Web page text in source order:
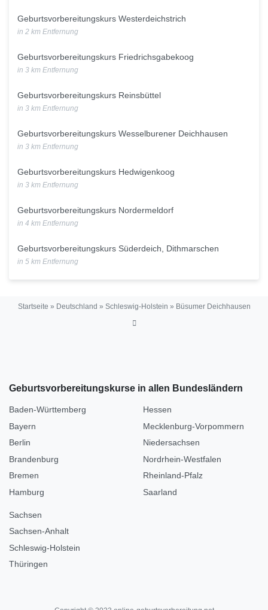
Geburtsvorbereitungskurs Westerdeichstrich
in 2 km Entfernung
Geburtsvorbereitungskurs Friedrichsgabekoog
in 3 km Entfernung
Geburtsvorbereitungskurs Reinsbüttel
in 3 km Entfernung
Geburtsvorbereitungskurs Wesselburener Deichhausen
in 3 km Entfernung
Geburtsvorbereitungskurs Hedwigenkoog
in 3 km Entfernung
Geburtsvorbereitungskurs Nordermeldorf
in 4 km Entfernung
Geburtsvorbereitungskurs Süderdeich, Dithmarschen
in 5 km Entfernung
Startseite » Deutschland » Schleswig-Holstein » Büsumer Deichhausen
Geburtsvorbereitungskurse in allen Bundesländern
Baden-Württemberg
Bayern
Berlin
Brandenburg
Bremen
Hamburg
Hessen
Mecklenburg-Vorpommern
Niedersachsen
Nordrhein-Westfalen
Rheinland-Pfalz
Saarland
Sachsen
Sachsen-Anhalt
Schleswig-Holstein
Thüringen